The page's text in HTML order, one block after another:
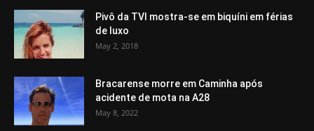
Pivô da TVI mostra-se em biquíni em férias
de luxo
May 2, 2018
Bracarense morre em Caminha após
acidente de mota na A28
May 8, 2022